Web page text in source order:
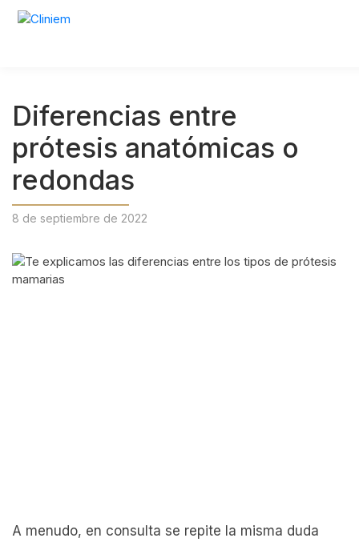
Diferencias entre
prótesis anatómicas o
redondas
8 de septiembre de 2022
A menudo, en consulta se repite la misma duda